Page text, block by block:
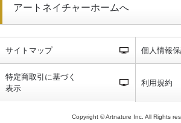
アートネイチャーホームへ
サイトマップ 個人情報
特定商取引に基づく
表示
利用規約
Copyright © Artnature Inc. All Rights